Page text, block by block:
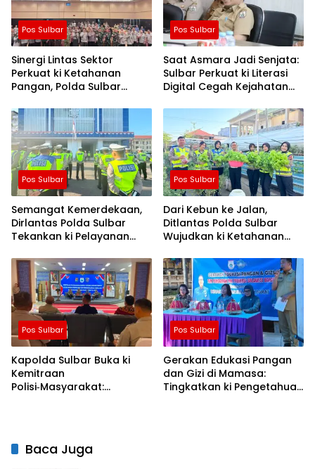
Pos Sulbar
Sinergi Lintas Sektor
Perkuat ki Ketahanan
Pangan, Polda Sulbar
Sawah dan Mitigasi
Kekeringan
Pos Sulbar
Saat Asmara Jadi Senjata:
Sulbar Perkuat ki Literasi
Digital Cegah Kejahatan
Pos Sulbar
Semangat Kemerdekaan,
Dirlantas Polda Sulbar
Tekankan ki Pelayanan
Menyentuh Hati
Pos Sulbar
Dari Kebun ke Jalan,
Ditlantas Polda Sulbar
Wujudkan ki Ketahanan
untuk Masyarakat
Pos Sulbar
Kapolda Sulbar Buka ki
Kemitraan
Polisi‑Masyarakat:
Pos Sulbar
Gerakan Edukasi Pangan
dan Gizi di Mamasa:
Tingkatkan ki Pengetahuan
Baca Juga